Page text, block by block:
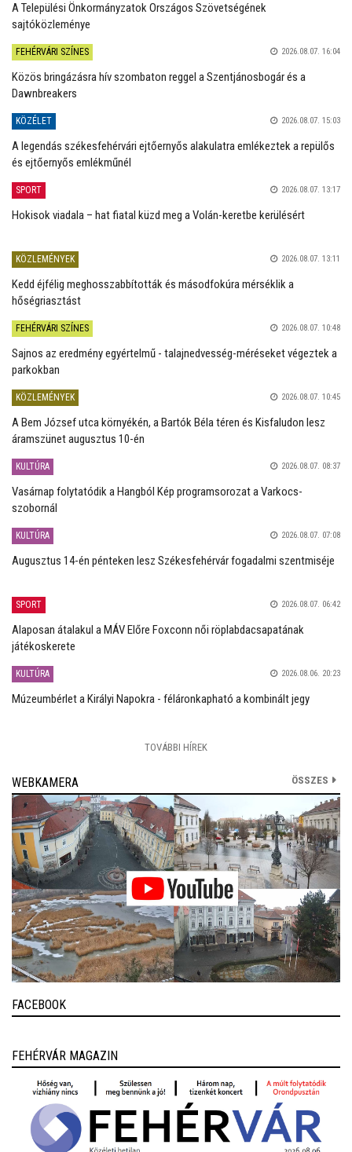
A Települési Önkormányzatok Országos Szövetségének
sajtóközleménye
FEHÉRVÁRI SZÍNES 2026.08.07. 16:04
Közös bringázásra hív szombaton reggel a Szentjánosbogár és a
Dawnbreakers
KÖZÉLET 2026.08.07. 15:03
A legendás székesfehérvári ejtőernyős alakulatra emlékeztek a repülős
és ejtőernyős emlékműnél
SPORT 2026.08.07. 13:17
Hokisok viadala – hat fiatal küzd meg a Volán-keretbe kerülésért
KÖZLEMÉNYEK 2026.08.07. 13:11
Kedd éjfélig meghosszabbították és másodfokúra mérséklik a
hőségriasztást
FEHÉRVÁRI SZÍNES 2026.08.07. 10:48
Sajnos az eredmény egyértelmű - talajnedvesség-méréseket végeztek a
parkokban
KÖZLEMÉNYEK 2026.08.07. 10:45
A Bem József utca környékén, a Bartók Béla téren és Kisfaludon lesz
áramszünet augusztus 10-én
KULTÚRA 2026.08.07. 08:37
Vasárnap folytatódik a Hangból Kép programsorozat a Varkocs-
szobornál
KULTÚRA 2026.08.07. 07:08
Augusztus 14-én pénteken lesz Székesfehérvár fogadalmi szentmiséje
SPORT 2026.08.07. 06:42
Alaposan átalakul a MÁV Előre Foxconn női röplabdacsapatának
játékoskerete
KULTÚRA 2026.08.06. 20:23
Múzeumbérlet a Királyi Napokra - féláronkapható a kombinált jegy
TOVÁBBI HÍREK
WEBKAMERA ÖSSZES
FACEBOOK
FEHÉRVÁR MAGAZIN